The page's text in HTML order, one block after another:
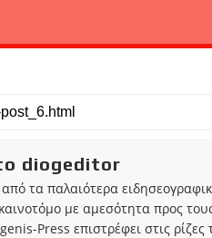
diogeditor
τα παλαιότερα
με αμεσότητα προς
Press επιστρέφει στις